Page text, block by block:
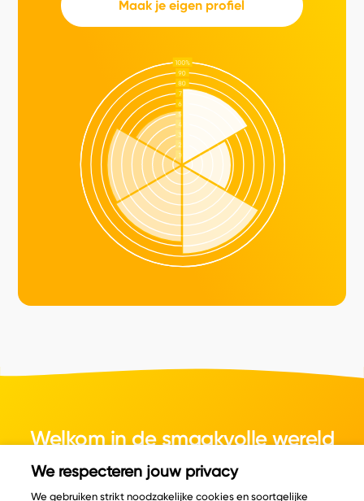
Maak je eigen profiel
Welkom in de smaakvolle wereld
van kaas.
We respecteren jouw privacy
We gebruiken strikt noodzakelijke cookies en soortgelijke